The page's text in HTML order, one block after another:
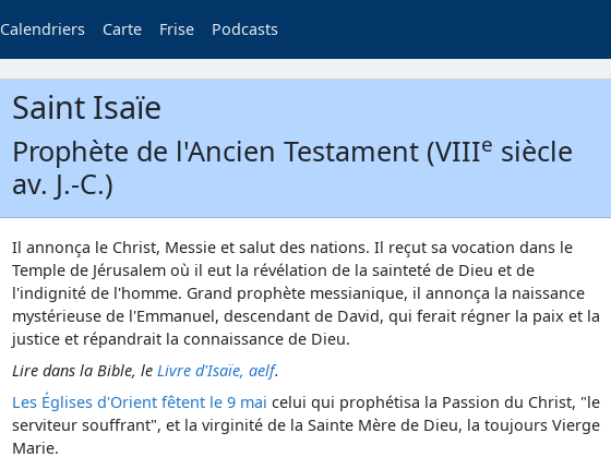
Calendriers Carte Frise Podcasts
Saint Isaïe
Prophète de l'Ancien Testament (VIIIe siècle
av. J.-C.)
Il annonça le Christ, Messie et salut des nations. Il reçut sa vocation dans le
Temple de Jérusalem où il eut la révélation de la sainteté de Dieu et de
l'indignité de l'homme. Grand prophète messianique, il annonça la naissance
mystérieuse de l'Emmanuel, descendant de David, qui ferait régner la paix et la
justice et répandrait la connaissance de Dieu.
Lire dans la Bible, le Livre d'Isaïe, aelf.
Les Églises d'Orient fêtent le 9 mai celui qui prophétisa la Passion du Christ, "le
serviteur souffrant", et la virginité de la Sainte Mère de Dieu, la toujours Vierge
Marie.